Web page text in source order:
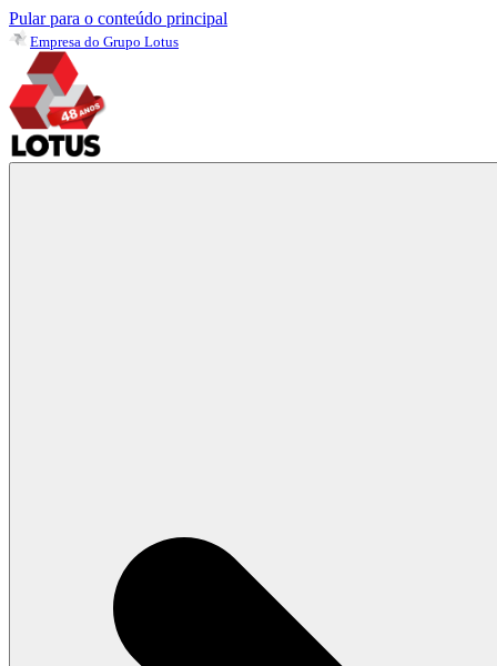
Pular para o conteúdo principal
Empresa do Grupo Lotus